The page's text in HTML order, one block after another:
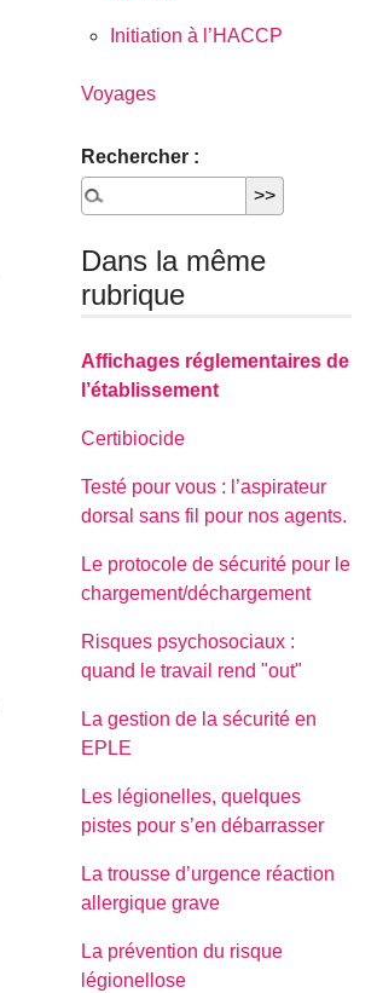
Initiation à l’HACCP
Voyages
Rechercher :
Dans la même
rubrique
Affichages réglementaires de
l’établissement
Certibiocide
Testé pour vous : l’aspirateur
dorsal sans fil pour nos agents.
Le protocole de sécurité pour le
chargement/déchargement
Risques psychosociaux :
quand le travail rend "out"
La gestion de la sécurité en
EPLE
Les légionelles, quelques
pistes pour s’en débarrasser
La trousse d’urgence réaction
allergique grave
La prévention du risque
légionellose